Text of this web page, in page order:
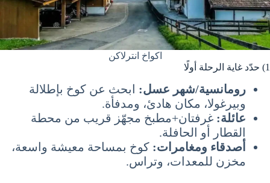
اكواخ انترلاكن
1) حدّد غاية الرحلة أولًا
رومانسية/شهر عسل: ابحث عن كوخ بإطلالة
وبيرغولا، مكان هادئ، ومدفأة.
عائلة: غرفتان+مطبخ مجهّز قريب من محطة
القطار أو الحافلة.
أصدقاء ومغامرات: كوخ بمساحة معيشة واسعة،
مخزن للمعدات، وتراس.